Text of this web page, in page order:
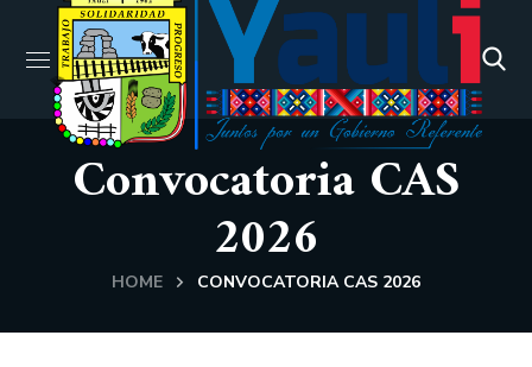
Convocatoria CAS
2026
HOME CONVOCATORIA CAS 2026